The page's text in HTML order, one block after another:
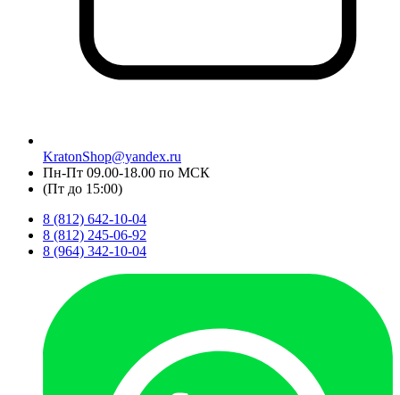
KratonShop@yandex.ru
Пн-Пт 09.00-18.00 по МСК
(Пт до 15:00)
8 (812) 642-10-04
8 (812) 245-06-92
8 (964) 342-10-04